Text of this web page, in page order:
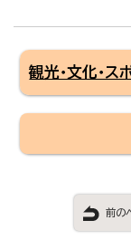
観光・文化・ス
前の